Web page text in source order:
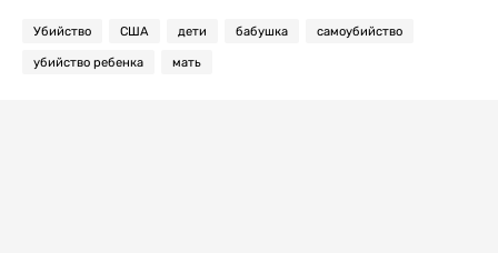
Убийство США дети бабушка самоубийство
убийство ребенка мать